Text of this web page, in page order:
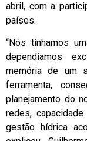
abril, com a
países.
“Nós tínhamos
dependíamos
memória de um
ferramenta,
planejamento do
redes,
gestão hídrica